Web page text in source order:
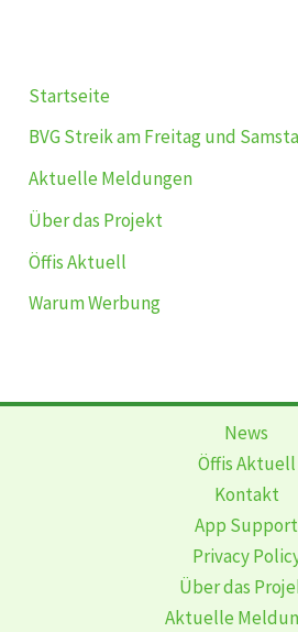
Startseite
BVG Streik am Freitag und
Aktuelle Meldungen
Über das Projekt
Öffis Aktuell
Warum Werbung
News
Öffis Aktuell
Kontakt
App Support
Privacy
Über das
Aktuelle